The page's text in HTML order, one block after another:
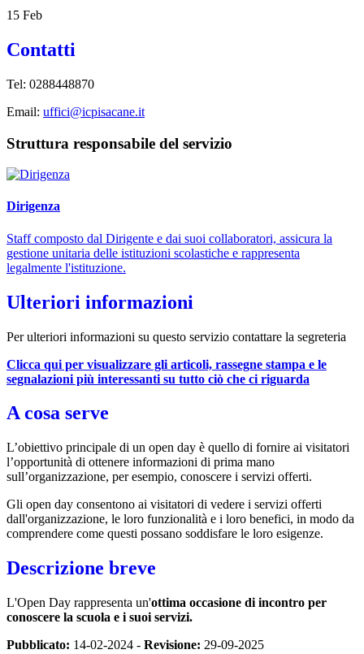
15 Feb
Contatti
Tel: 0288448870
Email: uffici@icpisacane.it
Struttura responsabile del servizio
Dirigenza
Staff composto dal Dirigente e dai suoi collaboratori, assicura la
gestione unitaria delle istituzioni scolastiche e rappresenta
legalmente l'istituzione.
Ulteriori informazioni
Per ulteriori informazioni su questo servizio contattare la segreteria
Clicca qui per visualizzare gli articoli, rassegne stampa e le
segnalazioni più interessanti su tutto ciò che ci riguarda
A cosa serve
L’obiettivo principale di un open day è quello di fornire ai visitatori
l’opportunità di ottenere informazioni di prima mano
sull’organizzazione, per esempio, conoscere i servizi offerti.
Gli open day consentono ai visitatori di vedere i servizi offerti
dall'organizzazione, le loro funzionalità e i loro benefici, in modo da
comprendere come questi possano soddisfare le loro esigenze.
Descrizione breve
L'Open Day rappresenta un'ottima occasione di incontro per
conoscere la scuola e i suoi servizi.
Pubblicato: 14-02-2024 - Revisione: 29-09-2025